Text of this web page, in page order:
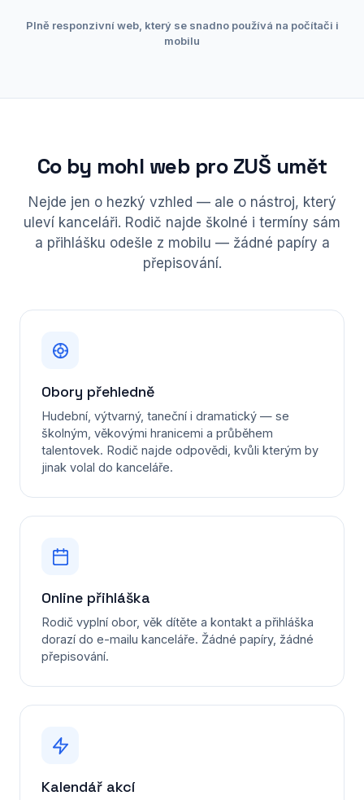
Plně responzivní web, který se snadno používá na počítači i
mobilu
Co by mohl web pro ZUŠ umět
Nejde jen o hezký vzhled — ale o nástroj, který
uleví kanceláři. Rodič najde školné i termíny sám
a přihlášku odešle z mobilu — žádné papíry a
přepisování.
Obory přehledně
Hudební, výtvarný, taneční i dramatický — se
školným, věkovými hranicemi a průběhem
talentovek. Rodič najde odpovědi, kvůli kterým by
jinak volal do kanceláře.
Online přihláška
Rodič vyplní obor, věk dítěte a kontakt a přihláška
dorazí do e-mailu kanceláře. Žádné papíry, žádné
přepisování.
Kalendář akcí